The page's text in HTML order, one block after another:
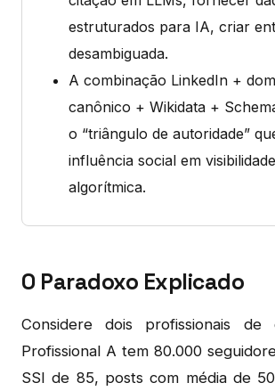
estruturados para IA, criar
desambiguada.
A combinação LinkedIn +
canônico + Wikidata +
o “triângulo de autoridade”
influência social em visibilidade
algorítmica.
O Paradoxo Explicado
Considere dois profissionais de
Profissional A tem 80.000
SSI de 85, posts com média de